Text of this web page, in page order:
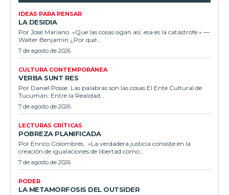
IDEAS PARA PENSAR
LA DESIDIA
Por José Mariano. «Que las cosas sigan así, esa es la catástrofe.» —
Walter Benjamin ¿Por qué...
7 de agosto de 2026
CULTURA CONTEMPORÁNEA
VERBA SUNT RES
Por Daniel Posse. Las palabras son las cosas El Ente Cultural de
Tucumán: Entre la Realidad...
7 de agosto de 2026
LECTURAS CRÍTICAS
POBREZA PLANIFICADA
Por Enrico Colombres. «La verdadera justicia consiste en la
creación de igualaciones de libertad como...
7 de agosto de 2026
PODER
LA METAMORFOSIS DEL OUTSIDER